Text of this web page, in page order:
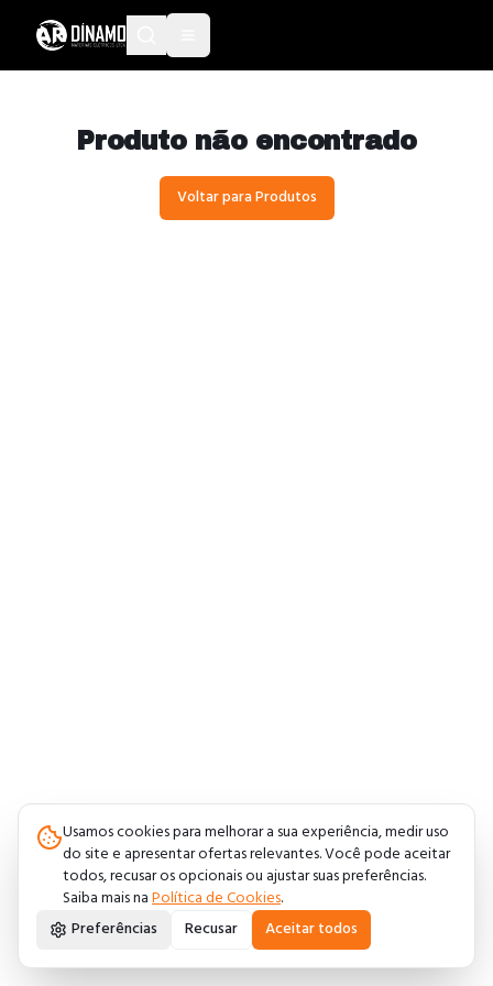
Produto não encontrado
Voltar para Produtos
Usamos cookies para melhorar a sua experiência, medir uso
do site e apresentar ofertas relevantes. Você pode aceitar
todos, recusar os opcionais ou ajustar suas preferências.
Saiba mais naPolítica de Cookies.
Preferências
Recusar Aceitar todos